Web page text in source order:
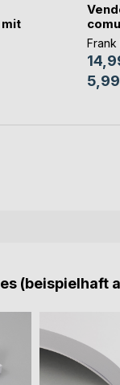
Frank
(beispielhaft